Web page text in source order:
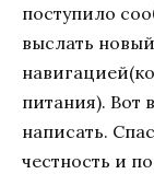
поступило
выслать
питания). Вот
написать.
честность и